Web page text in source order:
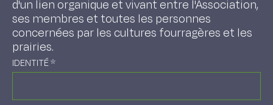
d'un lien organique et vivant entre l'Association,
ses membres et toutes les personnes
concernées par les cultures fourragères et les
prairies.
IDENTITÉ*